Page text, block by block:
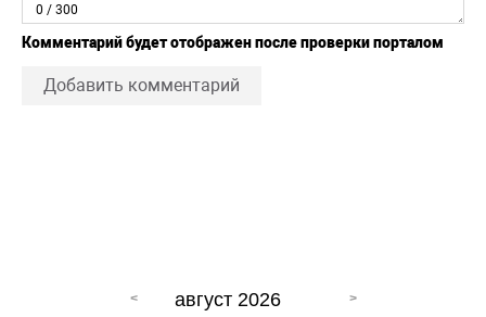
0 / 300
Комментарий будет отображен после проверки порталом
Добавить комментарий
август 2026